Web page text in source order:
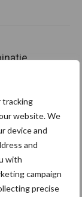
tracking
website. We
device and
and
with
campaign
precise